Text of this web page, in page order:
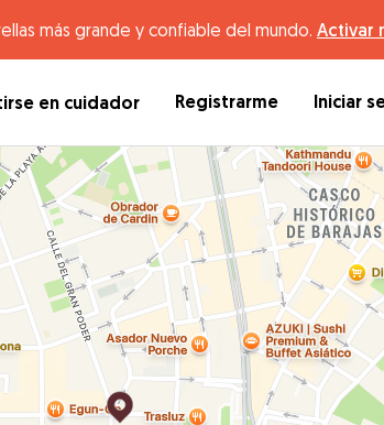
más grande y confiable del mundo. Activar
en cuidador Registrarme Iniciar